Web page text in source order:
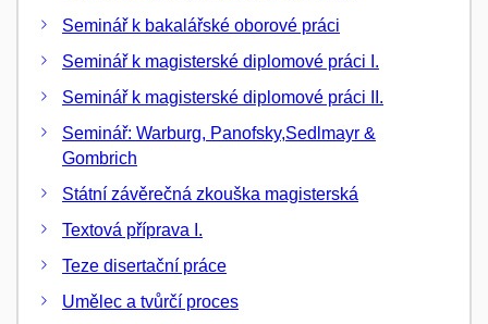
Seminář k bakalářské oborové práci
Seminář k magisterské diplomové práci I.
Seminář k magisterské diplomové práci II.
Seminář: Warburg, Panofsky,Sedlmayr &
Gombrich
Státní závěrečná zkouška magisterská
Textová příprava I.
Teze disertační práce
Umělec a tvůrčí proces